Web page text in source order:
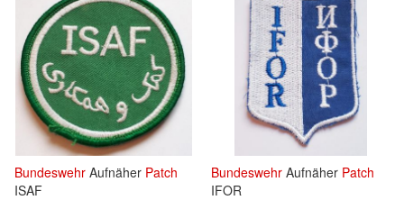
Bundeswehr Aufnäher Patch
ISAF
Bundeswehr Aufnäher Patch
IFOR